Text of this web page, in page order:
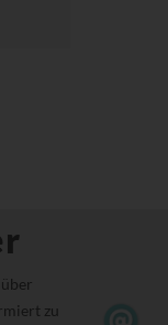
zu